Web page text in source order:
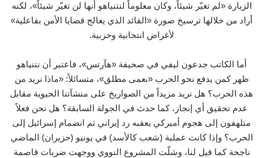
الزيارة «لم تغيّر شيئاً، وكان معلوماً لنتنياهو أنها لن تغيّر شيئاً»، لكنه
أراد من خلالها ترسيخ صورة «القائد الذي يعالج قضايا الأمن بفاعلية»
لأغراض انتخابية وحزبية.
أما الكاتب جدعون ليفي في صحيفة «هآرتس»، فاعتبر أن نتنياهو
ظهر كمن يدفع نحو الحرب «بعمى مطلق»، متسائلاً: «ماذا نريد من
هذه الحرب؟ هل نريد مزيداً من الصواريخ على منشآتنا الحيوية مقابل
عدم تحقيق أي إنجاز، كما حدث في الجولة السابقة؟ هل نحن فعلاً
متلهفون إلى هجوم أميركي يعقبه رد إيراني ثم انضمام إسرائيل إلى
الحرب؟ وإذا كانت عملية (شعب كالأسد) في يونيو (حزيران) الماضي
ناجحة كما قيل لنا، وشلّت المشروع النووي ووجهت ضربات قاصمة